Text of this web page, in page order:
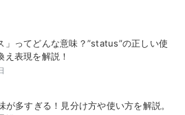
」ってどんな意味？”status”の正しい使
え表現を解説！
が多すぎる！見分け方や使い方を解説。